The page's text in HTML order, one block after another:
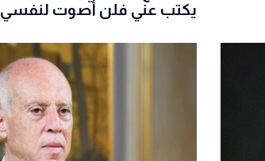
يكتب عني فلن أصوت لنفسي